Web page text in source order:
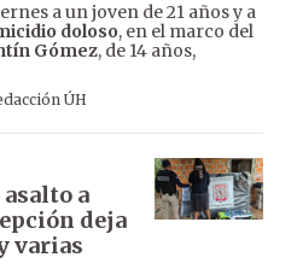
a un joven de 21 años y a
doloso, en el marco del
Gómez, de 14 años,
ÚH
a
deja
varias